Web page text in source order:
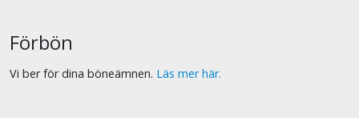
Förbön
Vi ber för dina böneämnen. Läs mer här.